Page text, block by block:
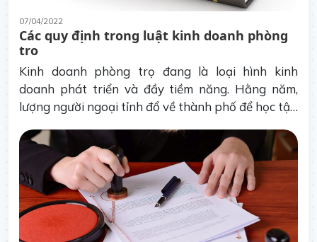
07/04/2022
Các quy định trong luật kinh doanh phòng
trọ
Kinh doanh phòng trọ đang là loại hình kinh
doanh phát triển và đầy tiềm năng. Hằng năm,
lượng người ngoại tỉnh đổ về thành phố để học tập
nhà ở vẫn liên tục tăng qua các năm, đặc biệt là tại
các thành phố lớn, các khu công nghiệp.